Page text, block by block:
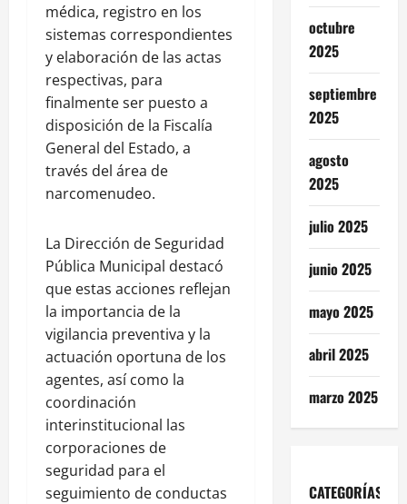
médica, registro en los
sistemas correspondientes
y elaboración de las actas
respectivas, para
finalmente ser puesto a
disposición de la Fiscalía
General del Estado, a
través del área de
narcomenudeo.
La Dirección de Seguridad
Pública Municipal destacó
que estas acciones reflejan
la importancia de la
vigilancia preventiva y la
actuación oportuna de los
agentes, así como la
coordinación
interinstitucional las
corporaciones de
seguridad para el
seguimiento de conductas
octubre
2025
septiembre
2025
agosto
2025
julio 2025
junio 2025
mayo 2025
abril 2025
marzo 2025
CATEGORÍAS